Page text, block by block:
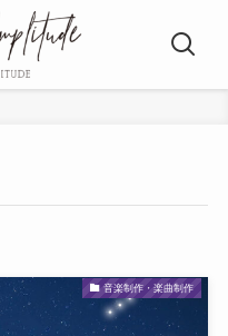
音楽制作・楽曲制作